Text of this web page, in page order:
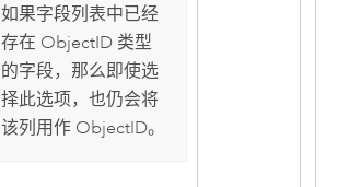
如果字段列表中已经
存在 ObjectID 类型
的字段，那么即使选
择此选项，也仍会将
该列用作 ObjectID。